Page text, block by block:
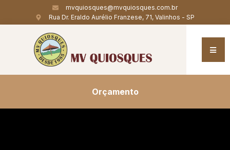
mvquiosques@mvquiosques.com.br
Rua Dr. Eraldo Aurélio Franzese, 71, Valinhos - SP
Orçamento